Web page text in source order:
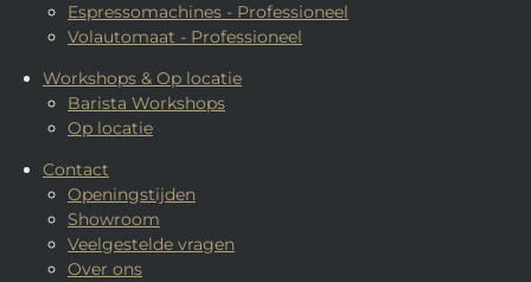
Espressomachines - Professioneel
Volautomaat - Professioneel
Workshops & Op locatie
Barista Workshops
Op locatie
Contact
Openingstijden
Showroom
Veelgestelde vragen
Over ons